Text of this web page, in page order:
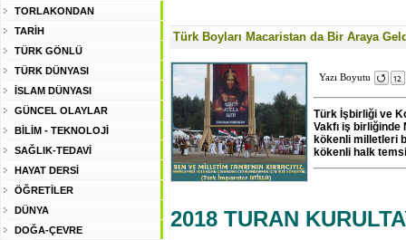
Türk Boyları Macaristan da Bir Araya
Yazı Boyutu
Türk İşbirliği ve
Vakfı iş
kökenli milletleri
kökenli halk
2018 TURAN
TORLAKONDAN
TARİH
TÜRK GÖNLÜ
TÜRK DÜNYASI
İSLAM DÜNYASI
GÜNCEL OLAYLAR
BİLİM - TEKNOLOJİ
SAĞLIK-TEDAVİ
HAYAT DERSİ
ÖĞRETİLER
DÜNYA
DOĞA-ÇEVRE